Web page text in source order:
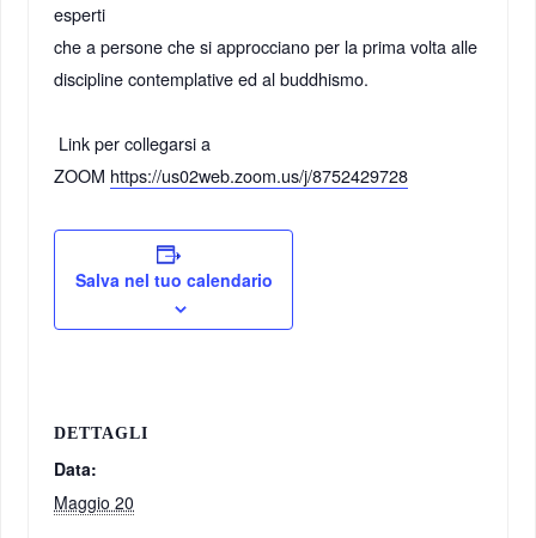
esperti
che a persone che si approcciano per la prima volta alle
discipline contemplative ed al buddhismo.
Link per collegarsi a
ZOOM https://us02web.zoom.us/j/8752429728
Salva nel tuo calendario
DETTAGLI
Data:
Maggio 20